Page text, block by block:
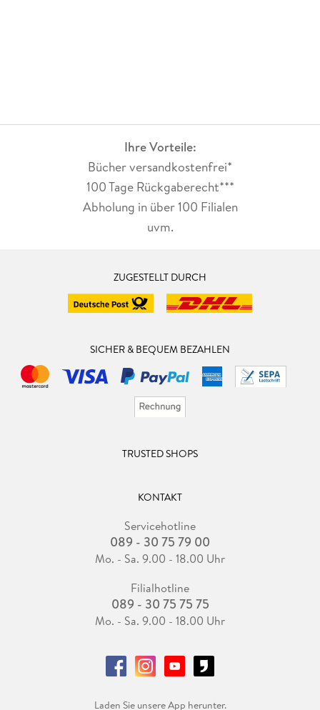
Ihre Vorteile:
Bücher versandkostenfrei*
100 Tage Rückgaberecht***
Abholung in über 100 Filialen
uvm.
ZUGESTELLT DURCH
SICHER & BEQUEM BEZAHLEN
TRUSTED SHOPS
KONTAKT
Servicehotline
089 - 30 75 79 00
Mo. - Sa. 9.00 - 18.00 Uhr
Filialhotline
089 - 30 75 75 75
Mo. - Sa. 9.00 - 18.00 Uhr
Laden Sie unsere App herunter.